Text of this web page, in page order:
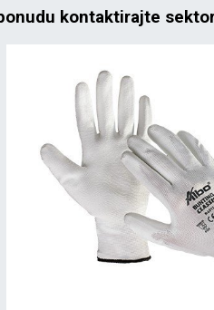
kontaktirajte